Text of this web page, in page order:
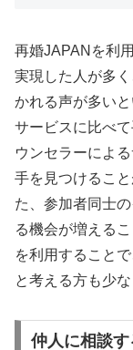
再婚JAPANを利
実現した人が多
かれる声が多い
サービスに比べ
ウンセラーによ
手を見つけるこ
た、参加者同士
る機会が増える
を利用すること
と考える方も少
仲人に相談